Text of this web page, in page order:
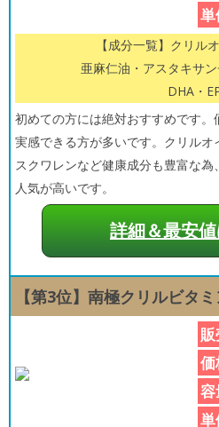
【成分一覧】クリル
亜麻仁油・アスタキサ
DHA・
初めての方には絶対おすすめです
実感できる方が多いです。クリル
スクワレンなど健康成分も豊富な
人気が高いです。
詳細＆最安
【第3位】南極クリルビタ